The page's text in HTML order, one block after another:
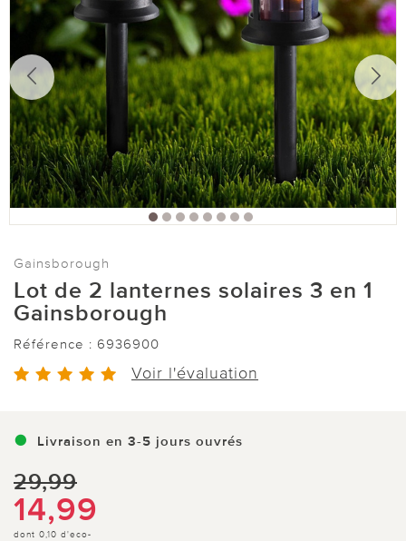
Gainsborough
Lot de 2 lanternes solaires 3 en 1
Gainsborough
Référence : 6936900
Voir l'évaluation
Livraison en 3-5 jours ouvrés
29,99
14,99
dont 0,10 d'eco-